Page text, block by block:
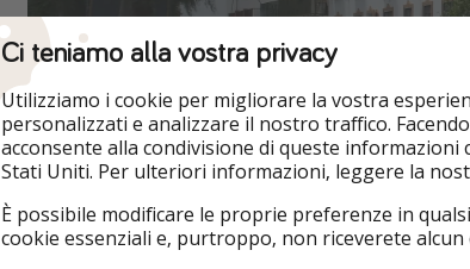
Ci teniamo alla vostra privacy
Utilizziamo i cookie per migliorare la vostra
personalizzati e analizzare il nostro traffico.
acconsente alla condivisione di queste
Stati Uniti. Per ulteriori informazioni, leggere la
È possibile modificare le proprie preferenze in
cookie essenziali e, purtroppo, non riceverete